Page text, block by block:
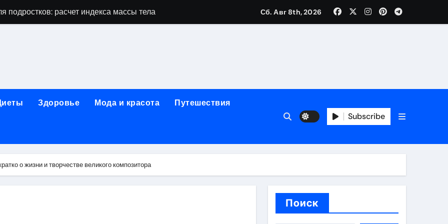
подростков: расчет индекса массы тела и ориентиры по возрасту, росту и полу
процедур и показания к лечению
неопределённость устойчивости в условиях неопределённости
региона: современные подходы, показания и риски
в салонах красоты
и сибирским городом: варианты маршрутов, тарифы и советы по планированию поездки
Сб. Авг 8th, 2026
Здоровье Мода и красота Путешествия
Subscribe
о жизни и творчестве великого композитора
Поиск